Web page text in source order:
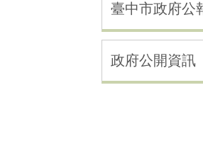
臺中市政府公
政府公開資訊